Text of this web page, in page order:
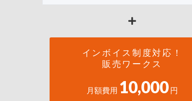
インボイス制度対応！
販売ワークス
月額費用 10,000 円